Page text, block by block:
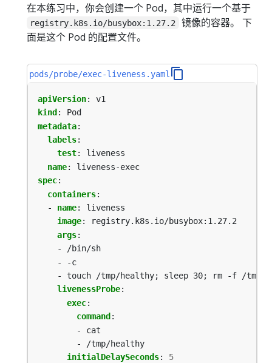
在本练习中，你会创建一个 Pod，其中运行一个基于
registry.k8s.io/busybox:1.27.2
镜像的容器。 下
面是这个 Pod 的配置文件。
pods/probe/exec-liveness.yaml
apiVersion:
v1
kind :
Pod
metadata:
labels:
test:
liveness
name:
liveness-exec
spec:
containers:
- name:
liveness
image:
registry.k8s.io/busybox:1.27.2
args:
- /bin/sh
- -c
- touch /tmp/healthy; sleep 30; rm -f /tmp/
livenessProbe:
exec:
command :
- cat
- /tmp/healthy
initialDelaySeconds:
5